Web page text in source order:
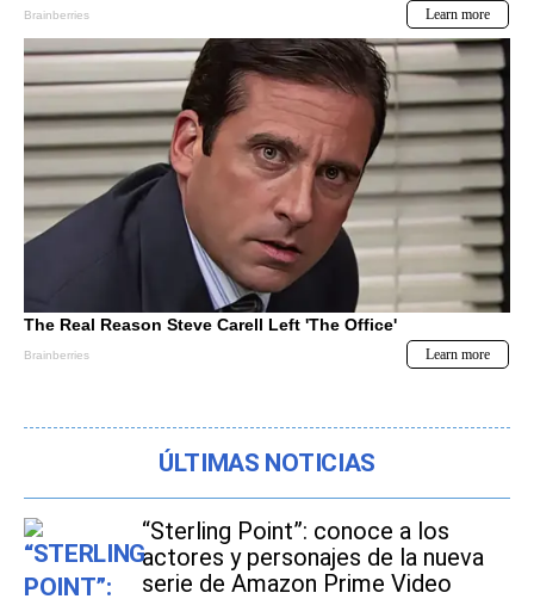
ÚLTIMAS NOTICIAS
“Sterling Point”: conoce a los
actores y personajes de la nueva
serie de Amazon Prime Video